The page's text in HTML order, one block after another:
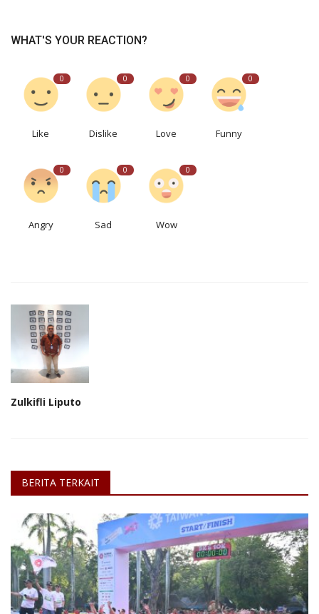
WHAT'S YOUR REACTION?
0
Like
0
Dislike
0
Love
0
Funny
0
Angry
0
Sad
0
Wow
Zulkifli Liputo
BERITA TERKAIT